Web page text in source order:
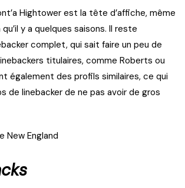
Hightower est la tête d’affiche, même
y a quelques saisons. Il reste
complet, qui sait faire un peu de
titulaires, comme Roberts ou
également des profils similaires, ce qui
de linebacker de ne pas avoir de gros
New England